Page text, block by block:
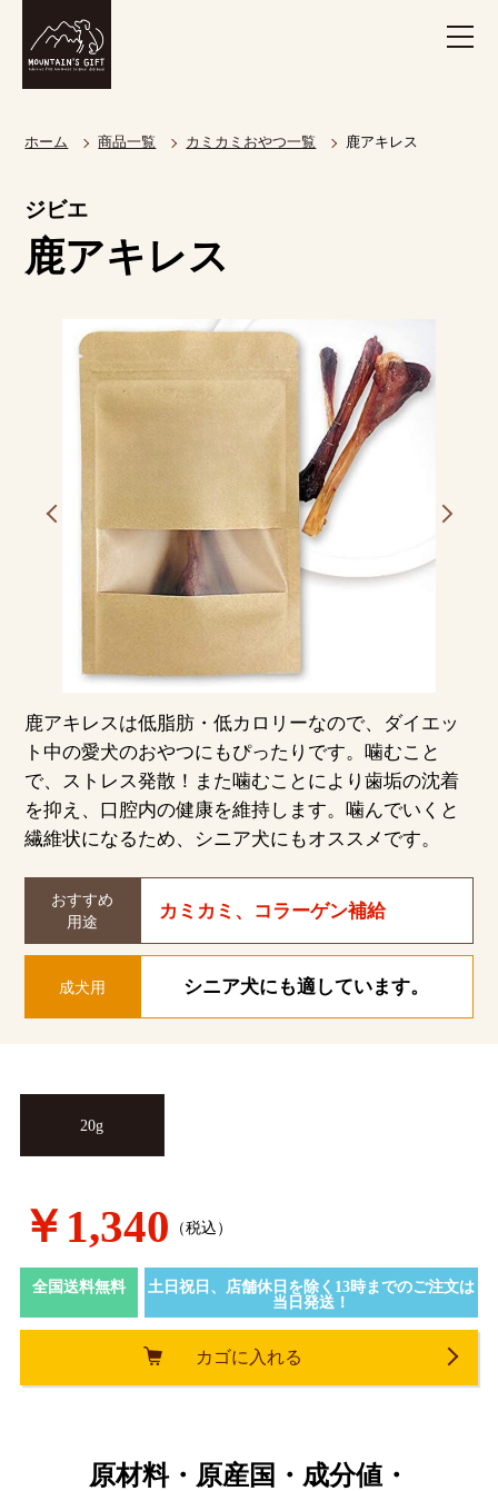
ホーム 商品一覧 カミカミおやつ一覧 鹿アキレス
ジビエ
鹿アキレス
鹿アキレスは低脂肪・低カロリーなので、ダイエッ
ト中の愛犬のおやつにもぴったりです。噛むこと
で、ストレス発散！また噛むことにより歯垢の沈着
を抑え、口腔内の健康を維持します。噛んでいくと
繊維状になるため、シニア犬にもオススメです。
おすすめ
用途
カミカミ、コラーゲン補給
成犬用 シニア犬にも適しています。
20g
￥1,340 （税込）
全国送料無料
土日祝日、店舗休日を除く13時までのご注文は
当日発送！
カゴに入れる
原材料・原産国・成分値・